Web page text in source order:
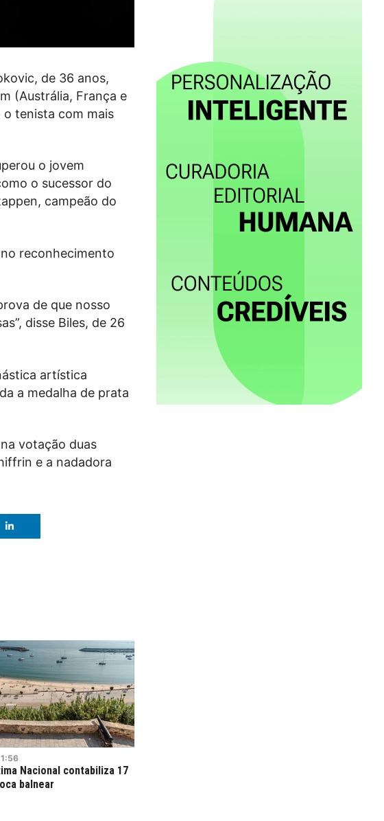
de 36 anos,
(Austrália, França e
o tenista com mais
o jovem
o sucessor do
campeão do
reconhecimento
de que nosso
disse Biles, de 26
artística
a medalha de prata
votação duas
e a nadadora
Nacional contabiliza 17
balnear